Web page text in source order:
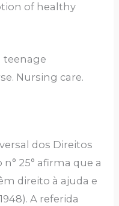
of healthy
teenage
Nursing care.
dos Direitos
25° afirma que a
direito à ajuda e
A referida